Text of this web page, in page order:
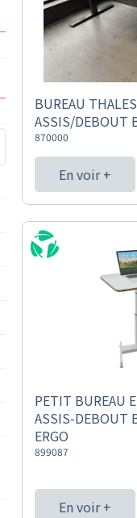
BUREAU
ASSIS/DEBOUT
870000
En voir +
PETIT BUREAU
ASSIS-DEBOUT
ERGO
899087
En voir +